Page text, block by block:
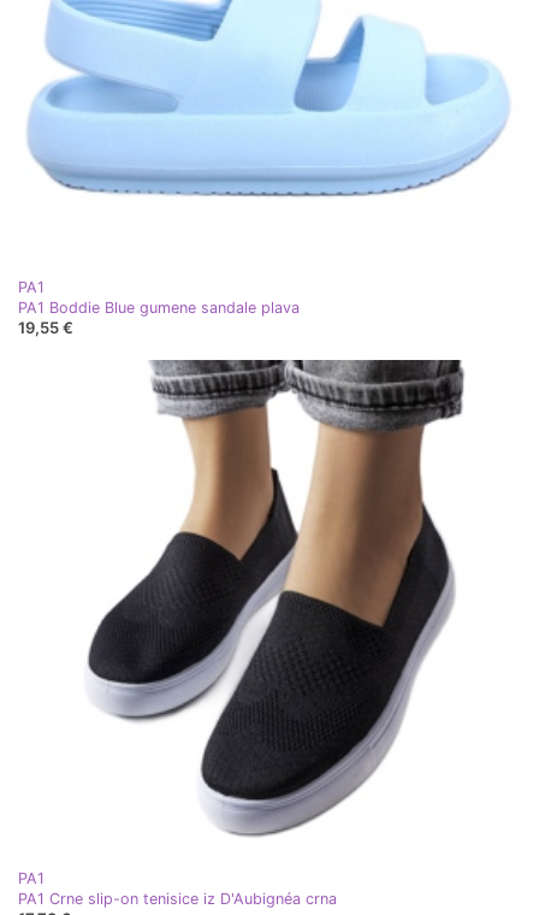
PA1
PA1 Boddie Blue gumene sandale plava
19,55 €
PA1
PA1 Crne slip-on tenisice iz D'Aubignéa crna